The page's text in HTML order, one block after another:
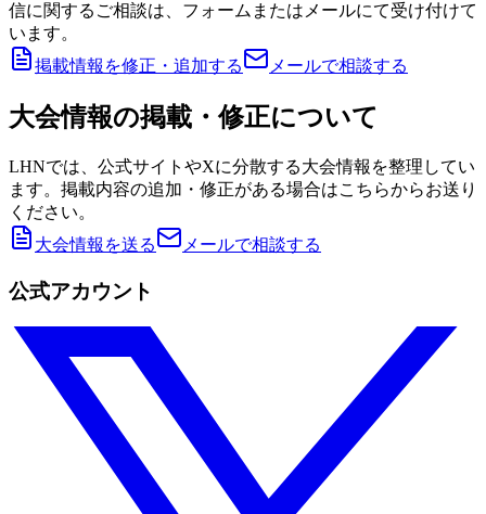
信に関するご相談は、フォームまたはメールにて受け付けて
います。
掲載情報を修正・追加する
メールで相談する
大会情報の掲載・修正について
LHNでは、公式サイトやXに分散する大会情報を整理してい
ます。掲載内容の追加・修正がある場合はこちらからお送り
ください。
大会情報を送る
メールで相談する
公式アカウント